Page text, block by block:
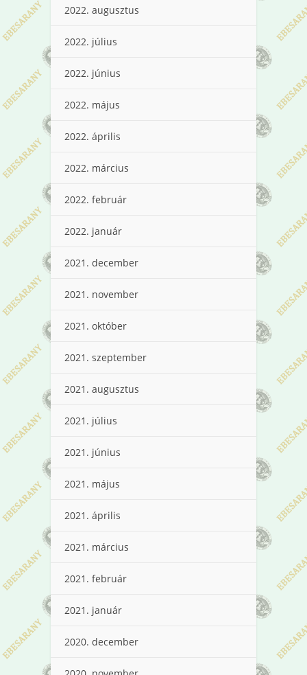
2022. augusztus
2022. július
2022. június
2022. május
2022. április
2022. március
2022. február
2022. január
2021. december
2021. november
2021. október
2021. szeptember
2021. augusztus
2021. július
2021. június
2021. május
2021. április
2021. március
2021. február
2021. január
2020. december